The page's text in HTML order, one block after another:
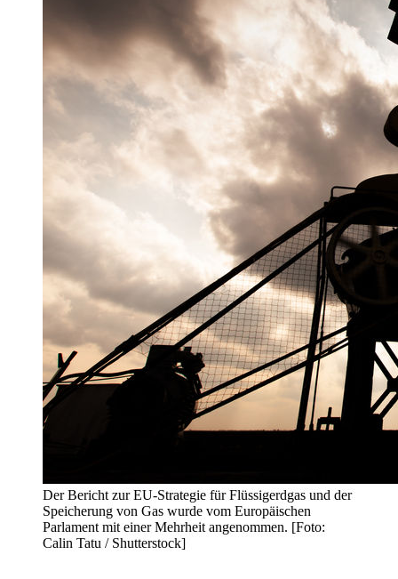
Der Bericht zur EU-Strategie für Flüssigerdgas und der
Speicherung von Gas wurde vom Europäischen
Parlament mit einer Mehrheit angenommen. [Foto:
Calin Tatu / Shutterstock]